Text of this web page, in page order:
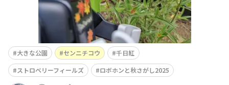
大きな公園 センニチコウ
千日紅
ストロベリーフィールズ
ロボホンと秋さがし2025